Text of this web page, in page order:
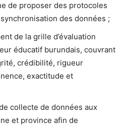
de proposer des protocoles
des données ;
de la grille d’évaluation
éducatif burundais, couvrant
crédibilité, rigueur
exactitude et
collecte de données aux
et province afin de